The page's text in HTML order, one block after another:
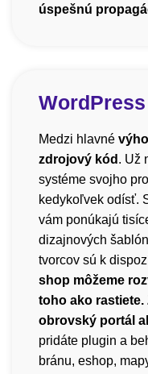
úspešnú
Medzi hlavné
zdrojový kód . Už
systéme svojho
kedykoľvek odísť.
vám ponúkajú
dizajnových
tvorcov sú k
shop môžeme
toho ako rastiete.
obrovský portál
pridáte plugin a
bránu, eshop,